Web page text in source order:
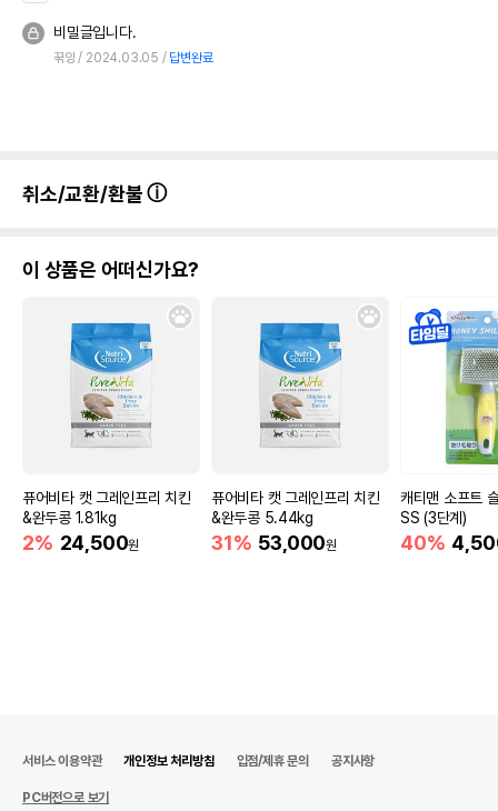
상품 필수 정보
품명 및 모델명
네이처스버라이어티 생식본능 오리지날 오리
경우 그에 대한 사항
제조국 또는 원산지 미국
유통기한
단, 상품명에 유통기한 명시된 경우, 해당
비밀글입니다.
꾺잉 2024.03.05 답변완료
취소/교환/환불
이 상품은 어떠신가요?
퓨어비타 캣 그레인프리 치킨
&완두콩 1.81kg
2% 24,500원
퓨어비타 캣 그레인프리 치킨
&완두콩 5.44kg
31% 53,000원
캐티맨 소프트
SS (3단계)
40%
서비스 이용약관 개인정보 처리방침 입점/제휴 문의 공지사항
PC버전으로 보기